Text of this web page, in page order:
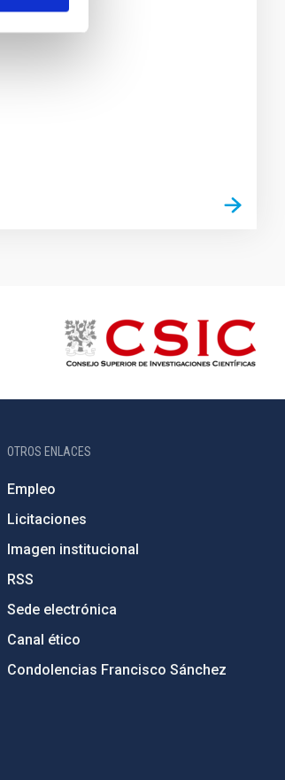
OTROS ENLACES
Empleo
Licitaciones
Imagen institucional
RSS
Sede electrónica
Canal ético
Condolencias Francisco Sánchez